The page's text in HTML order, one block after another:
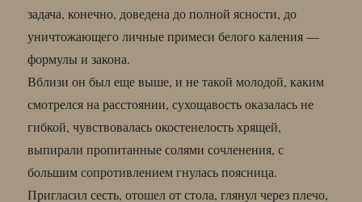
задача, конечно, доведена до полной ясности, до
уничтожающего личные примеси белого каления —
формулы и закона.
Вблизи он был еще выше, и не такой молодой, каким
смотрелся на расстоянии, сухощавость оказалась не
гибкой, чувствовалась окостенелость хрящей,
выпирали пропитанные солями сочленения, с
большим сопротивлением гнулась поясница.
Пригласил сесть, отошел от стола, глянул через плечо,